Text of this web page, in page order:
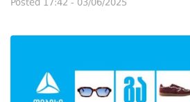
Posted 17:42 - 03/06/2025